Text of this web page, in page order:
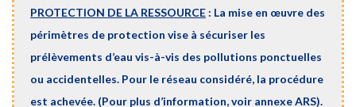
PROTECTION DE LA RESSOURCE : La mise en œuvre des
périmètres de protection vise à sécuriser les
prélèvements d’eau vis-à-vis des pollutions ponctuelles
ou accidentelles. Pour le réseau considéré, la procédure
est achevée. (Pour plus d’information, voir annexe ARS).